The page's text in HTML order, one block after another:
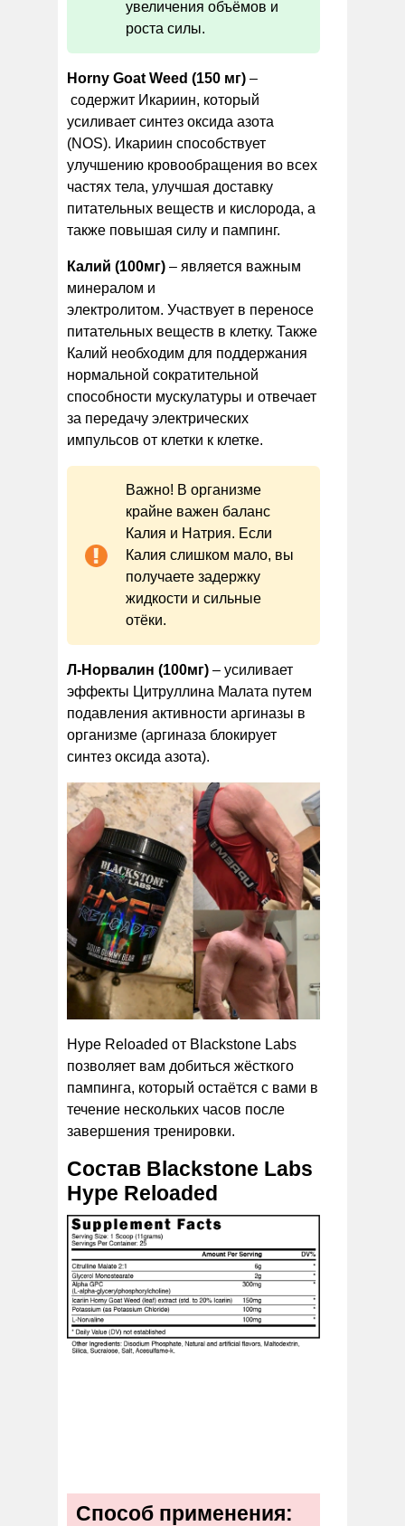
увеличения объёмов и
роста силы.
Horny Goat Weed (150 мг) –
содержит Икариин, который
усиливает синтез оксида азота
(NOS). Икариин способствует
улучшению кровообращения во всех
частях тела, улучшая доставку
питательных веществ и кислорода, а
также повышая силу и пампинг.
Калий (100мг) – является важным
минералом и
электролитом. Участвует в переносе
питательных веществ в клетку. Также
Калий необходим для поддержания
нормальной сократительной
способности мускулатуры и отвечает
за передачу электрических
импульсов от клетки к клетке.
Важно! В организме
крайне важен баланс
Калия и Натрия. Если
Калия слишком мало, вы
получаете задержку
жидкости и сильные
отёки.
Л-Норвалин (100мг) – усиливает
эффекты Цитруллина Малата путем
подавления активности аргиназы в
организме (аргиназа блокирует
синтез оксида азота).
Hype Reloaded от Blackstone Labs
позволяет вам добиться жёсткого
пампинга, который остаётся с вами в
течение нескольких часов после
завершения тренировки.
Состав Blackstone Labs
Hype Reloaded
Способ применения: